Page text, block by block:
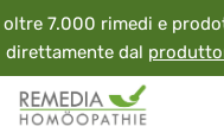
oltre 7.000 rimedi e
direttamente dal